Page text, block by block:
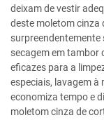
deixam de vestir
deste moletom cinza
surpreendentemente
secagem em tambor
eficazes para a
especiais, lavagem à
economiza tempo e
moletom cinza de